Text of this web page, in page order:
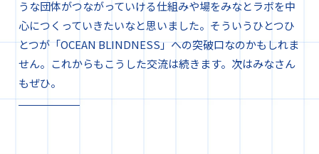
うな団体がつながっていける仕組みや場をみなとラボを中
心につくっていきたいなと思いました。そういうひとつひ
とつが「OCEAN BLINDNESS」への突破口なのかもしれま
せん。これからもこうした交流は続きます。次はみなさん
もぜひ。